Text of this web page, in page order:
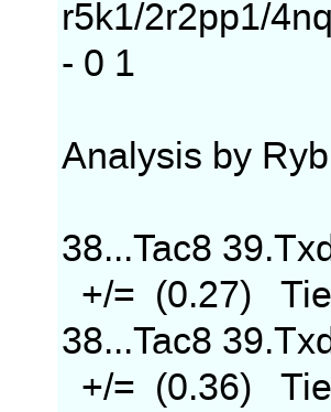
r5k1/2r2pp1/
- 0 1
Analysis by
38...Tac8
+/= (0.27)
38...Tac8
+/= (0.36)